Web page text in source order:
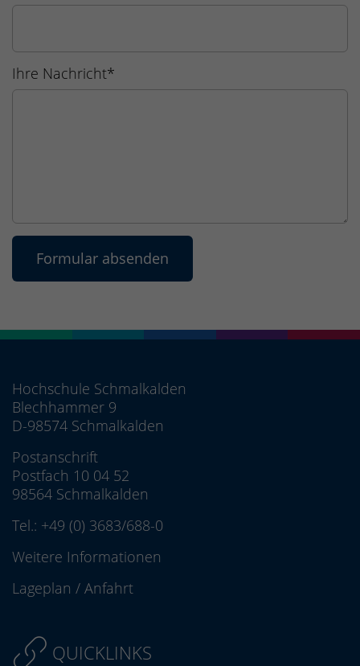
Ihre Nachricht*
Hochschule Schmalkalden
Blechhammer 9
D-98574 Schmalkalden
Postanschrift
Postfach 10 04 52
98564 Schmalkalden
Tel.: +49 (0) 3683/688-0
Weitere Informationen
Lageplan / Anfahrt
QUICKLINKS